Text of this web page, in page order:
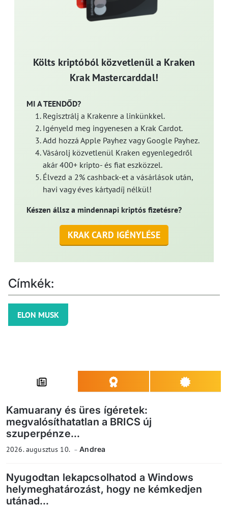
Költs kriptóból közvetlenül a Kraken
Krak Mastercarddal!
MI A TEENDŐD?
Regisztrálj a Krakenre a linkünkkel.
Igényeld meg ingyenesen a Krak Cardot.
Add hozzá Apple Payhez vagy Google Payhez.
Vásárolj közvetlenül Kraken egyenlegedről
akár 400+ kripto- és fiat eszközzel.
Élvezd a 2% cashback-et a vásárlások után,
havi vagy éves kártyadíj nélkül!
Készen állsz a mindennapi kriptós fizetésre?
KRAK CARD IGÉNYLÉSE
Címkék:
ELON MUSK
Kamuarany és üres ígéretek:
megvalósíthatatlan a BRICS új
szuperpénze...
2026. augusztus 10. Andrea
Nyugodtan lekapcsolhatod a Windows
helymeghatározást, hogy ne kémkedjen
utánad...